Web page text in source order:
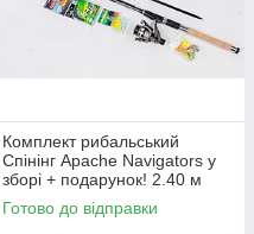
Комплект рибальський
Спінінг Apache Navigators у
зборі + подарунок! 2.40 м
Готово до відправки